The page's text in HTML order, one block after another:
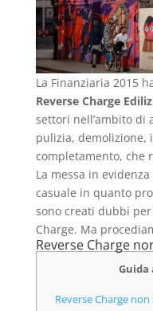
La Finanziaria 2015
Reverse Charge
settori nell’ambito di
pulizia, demolizione,
completamento, che
La messa in
casuale in quanto
sono creati dubbi per
Charge. Ma
Reverse Charge
Guida
Reverse Charge